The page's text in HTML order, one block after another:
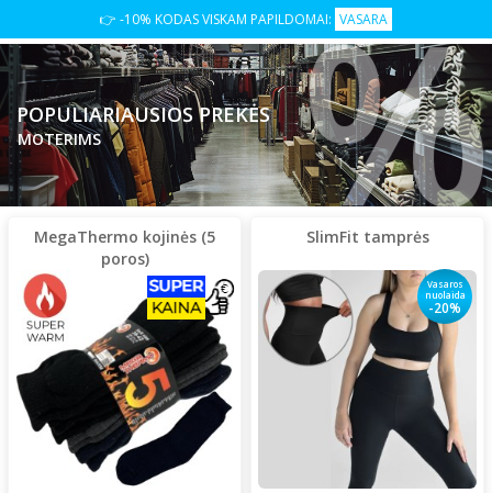
👉 -10% KODAS VISKAM PAPILDOMAI: VASARA
POPULIARIAUSIOS PREKĖS
MOTERIMS %
MegaThermo kojinės (5
poros)
SlimFit tamprės
Vasaros
nuolaida
-20%